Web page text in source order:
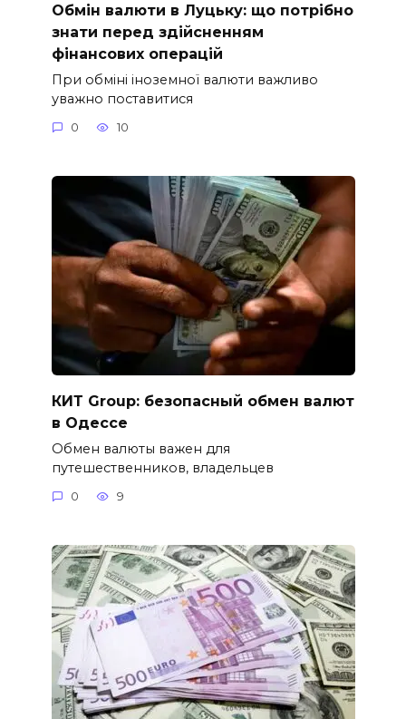
Обмін валюти в Луцьку: що потрібно
знати перед здійсненням
фінансових операцій
При обміні іноземної валюти важливо
уважно поставитися
0 10
КИТ Group: безопасный обмен валют
в Одессе
Обмен валюты важен для
путешественников, владельцев
0 9